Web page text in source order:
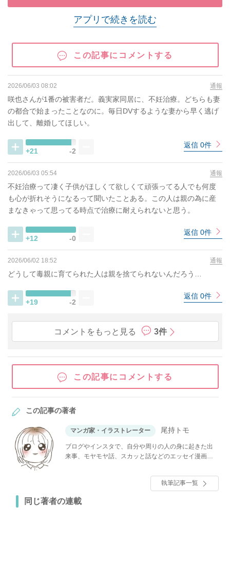
アプリで続きを読む
この記事にコメントする
2026/06/03 08:02 通報
咲也さんが1番の被害者だ。義実家同居に、不妊治療。どちらも妻
の都合で始まったことなのに。毎日DVするような妻から早く逃げ
出して、離婚してほしい。
+21 -2
返信 0件
2026/06/03 05:54 通報
不妊治療って凄く子供がほしくて欲しくて頑張ってる人でも何度
も心が折れそうになるって聞いたことある。この人は親の為に産
まなきゃって思ってる時点で治療に耐えられないと思う。
+12 -0
返信 0件
2026/06/02 18:52 通報
どうして毒親に育てられた人は親を捨てられないんだろう…
+19 -2
返信 0件
コメントをもっと見る 3件
この記事にコメントする
この記事の著者
マンガ家・イラストレーター 尾持トモ
ブログやインスタで、自分や周りの人の身に起きた出
来事、モヤモヤ話、スカッと話などのエッセイ漫画を
執筆記事一覧
同じ著者の連載